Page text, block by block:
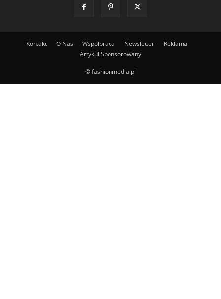
Kontakt O Nas Współpraca Newsletter
Reklama
Artykuł Sponsorowany
© fashionmedia.pl